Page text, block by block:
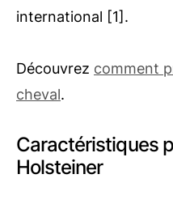
international [1].
Découvrez comment
cheval.
Caractéristiques
Holsteiner